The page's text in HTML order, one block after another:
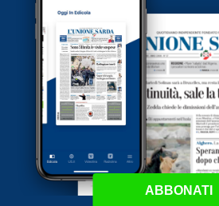
ABBONATI